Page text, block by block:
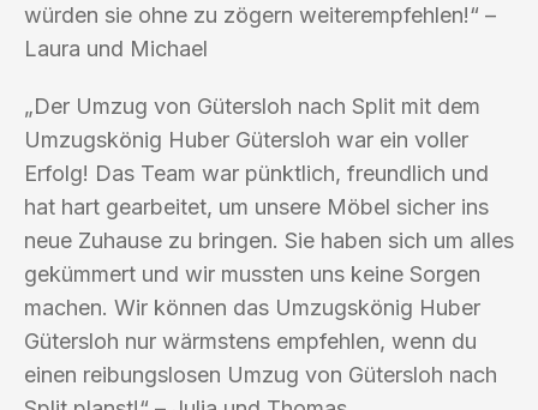
würden sie ohne zu zögern weiterempfehlen!“ –
Laura und Michael
„Der Umzug von Gütersloh nach Split mit dem
Umzugskönig Huber Gütersloh war ein voller
Erfolg! Das Team war pünktlich, freundlich und
hat hart gearbeitet, um unsere Möbel sicher ins
neue Zuhause zu bringen. Sie haben sich um alles
gekümmert und wir mussten uns keine Sorgen
machen. Wir können das Umzugskönig Huber
Gütersloh nur wärmstens empfehlen, wenn du
einen reibungslosen Umzug von Gütersloh nach